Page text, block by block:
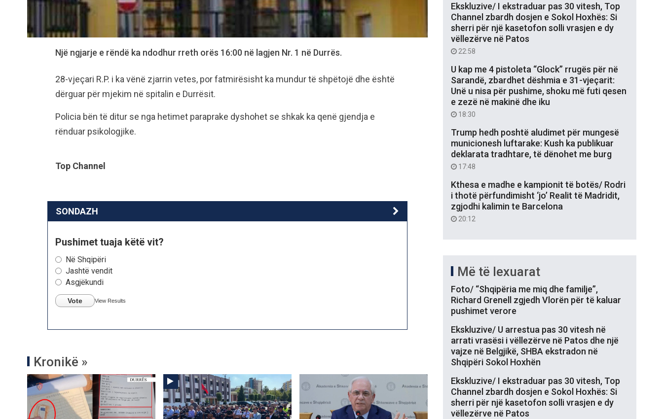
Një ngjarje e rëndë ka ndodhur rreth orës 16:00 në lagjen Nr. 1 në Durrës.
28-vjeçari R.P. i ka vënë zjarrin vetes, por fatmirësisht ka mundur të shpëtojë dhe është
dërguar për mjekim në spitalin e Durrësit.
Policia bën të ditur se nga hetimet paraprake dyshohet se shkak ka qenë gjendja e
rënduar psikologjike.
Top Channel
SONDAZH
Pushimet tuaja këtë vit?
Në Shqipëri
Jashtë vendit
Asgjëkundi
Vote View Results
Kronikë »
Ekskluzive/ I ekstraduar pas 30 vitesh, Top
Channel zbardh dosjen e Sokol Hoxhës: Si
sherri për një kasetofon solli vrasjen e dy
vëllezërve në Patos
22:58
U kap me 4 pistoleta “Glock” rrugës për në
Sarandë, zbardhet dëshmia e 31-vjeçarit:
Unë u nisa për pushime, shoku më futi qesen
e zezë në makinë dhe iku
18:30
Trump hedh poshtë aludimet për mungesë
municionesh luftarake: Kush ka publikuar
deklarata tradhtare, të dënohet me burg
17:48
Kthesa e madhe e kampionit të botës/ Rodri
i thotë përfundimisht ‘jo’ Realit të Madridit,
zgjodhi kalimin te Barcelona
20:12
Më të lexuarat
Foto/ “Shqipëria me miq dhe familje”,
Richard Grenell zgjedh Vlorën për të kaluar
pushimet verore
Ekskluzive/ U arrestua pas 30 vitesh në
arrati vrasësi i vëllezërve në Patos dhe një
vajze në Belgjikë, SHBA ekstradon në
Shqipëri Sokol Hoxhën
Ekskluzive/ I ekstraduar pas 30 vitesh, Top
Channel zbardh dosjen e Sokol Hoxhës: Si
sherri për një kasetofon solli vrasjen e dy
vëllezërve në Patos